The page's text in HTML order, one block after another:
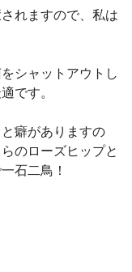
れますので、私は
シャットアウトし
です。
癖がありますの
のローズヒップと
石二鳥！